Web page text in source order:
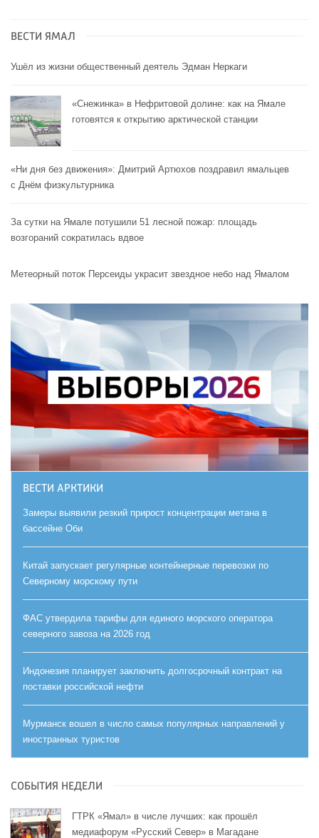
ВЕСТИ ЯМАЛ
Ушёл из жизни общественный деятель Эдман Неркаги
«Снежинка» в Нефритовой долине: как на Ямале
готовятся к открытию арктической станции
«Ни дня без движения»: Дмитрий Артюхов поздравил ямальцев
с Днём физкультурника
За сутки на Ямале потушили 51 лесной пожар: площадь
возгораний сократилась вдвое
Метеорный поток Персеиды украсит звездное небо над Ямалом
ВЕСТИ АРКТИКИ
Замеры выявили резкий прирост концентрации метана в
бассейне Оби
Китай запускает регулярные контейнерные перевозки по
Северному морскому пути
ФАС утвердила тарифы для единого морского оператора
северного завоза на 2026 год
Индонезия планирует заключить долгосрочный контракт на
поставки российской нефти
Мурманск вошел в число самых популярных направлений у
иностранных туристов
СОБЫТИЯ НЕДЕЛИ
ГТРК «Ямал» в числе лучших: как прошёл
медиафорум «Русский Север» в Магадане